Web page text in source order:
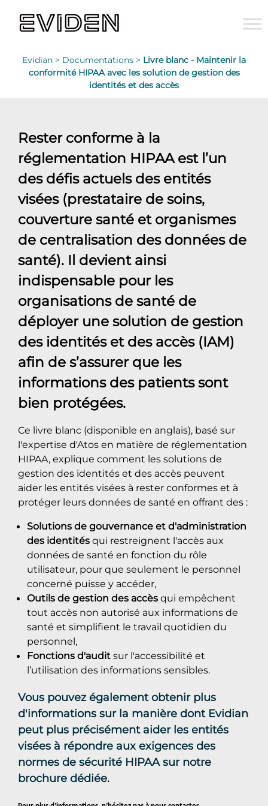
Evidian > Documentations > Livre blanc - Maintenir la
conformité HIPAA avec les solution de gestion des
identités et des accès
Rester conforme à la
réglementation HIPAA est l’un
des défis actuels des entités
visées (prestataire de soins,
couverture santé et organismes
de centralisation des données de
santé). Il devient ainsi
indispensable pour les
organisations de santé de
déployer une solution de gestion
des identités et des accès (IAM)
afin de s’assurer que les
informations des patients sont
bien protégées.
Ce livre blanc (disponible en anglais), basé sur
l'expertise d'Atos en matière de réglementation
HIPAA, explique comment les solutions de
gestion des identités et des accès peuvent
aider les entités visées à rester conformes et à
protéger leurs données de santé en offrant des :
Solutions de gouvernance et d'administration
des identités qui restreignent l'accès aux
données de santé en fonction du rôle
utilisateur, pour que seulement le personnel
concerné puisse y accéder,
Outils de gestion des accès qui empêchent
tout accès non autorisé aux informations de
santé et simplifient le travail quotidien du
personnel,
Fonctions d'audit sur l'accessibilité et
l’utilisation des informations sensibles.
Vous pouvez également obtenir plus
d'informations sur la manière dont Evidian
peut plus précisément aider les entités
visées à répondre aux exigences des
normes de sécurité HIPAA sur notre
brochure dédiée.